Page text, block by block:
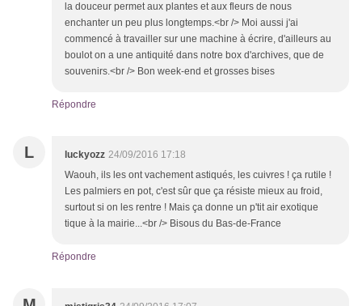
la douceur permet aux plantes et aux fleurs de nous
enchanter un peu plus longtemps.<br /> Moi aussi j'ai
commencé à travailler sur une machine à écrire, d'ailleurs au
boulot on a une antiquité dans notre box d'archives, que de
souvenirs.<br /> Bon week-end et grosses bises
Répondre
L luckyozz 24/09/2016 17:18
Waouh, ils les ont vachement astiqués, les cuivres ! ça rutile !
Les palmiers en pot, c'est sûr que ça résiste mieux au froid,
surtout si on les rentre ! Mais ça donne un p'tit air exotique
tique à la mairie...<br /> Bisous du Bas-de-France
Répondre